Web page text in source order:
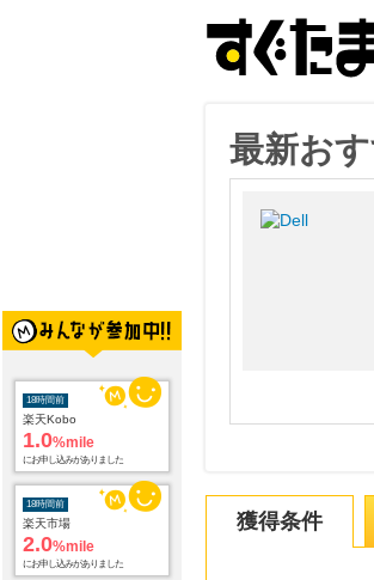
18時間前
楽天Kobo
1.0%mile
にお申し込みがありました
18時間前
楽天市場
2.0%mile
にお申し込みがありました
最新お
獲得条件